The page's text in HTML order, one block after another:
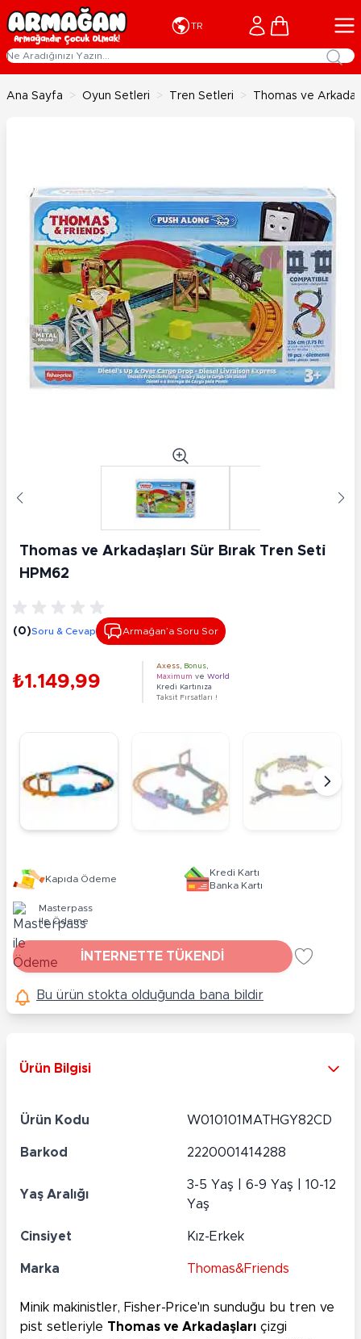
İçeriğe geç
TR Cart
Ana Sayfa > Oyun Setleri > Tren Setleri > Thomas ve
Thomas ve Arkadaşları Sür Bırak Tren Seti̇
HPM62
(0)Soru & Cevap Armağan’a Soru Sor
₺1.149,99
Axess Bonus
Maximum ve World
Kredi Kartınıza
Taksit Fırsatları !
Kapıda Ödeme
Kredi Kartı
Banka Kartı
Masterpass
ile Ödeme
İNTERNETTE TÜKENDİ
Bu ürün stokta olduğunda bana bildir
Ürün Bilgisi
Ürün Kodu W010101MATHGY82CD
Barkod 2220001414288
Yaş Aralığı
3-5 Yaş | 6-9 Yaş | 10-12
Yaş
Cinsiyet Kız-Erkek
Marka Thomas&Friends
Minik makinistler, Fisher-Price'ın sunduğu bu tren ve
pist setleriyle Thomas ve Arkadaşları çizgi